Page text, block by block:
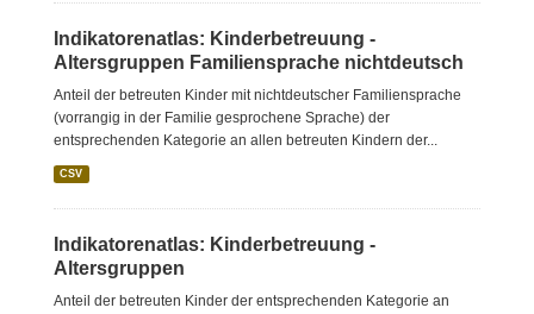
Indikatorenatlas: Kinderbetreuung -
Altersgruppen Familiensprache nichtdeutsch
Anteil der betreuten Kinder mit nichtdeutscher Familiensprache
(vorrangig in der Familie gesprochene Sprache) der
entsprechenden Kategorie an allen betreuten Kindern der...
CSV
Indikatorenatlas: Kinderbetreuung -
Altersgruppen
Anteil der betreuten Kinder der entsprechenden Kategorie an